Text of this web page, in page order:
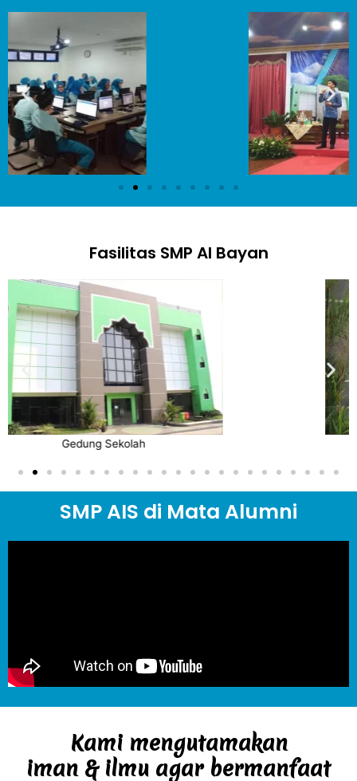
Fasilitas SMP Al Bayan
SMP AIS di Mata Alumni
Kami mengutamakan
iman & ilmu agar bermanfaat